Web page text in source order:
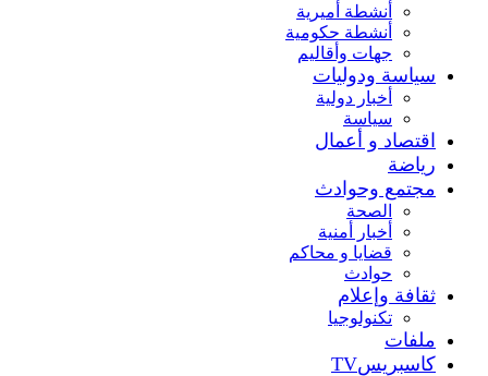
أنشطة أميرية
أنشطة حكومية
جهات وأقاليم
سياسة ودوليات
أخبار دولية
سياسة
اقتصاد و أعمال
رياضة
مجتمع وحوادث
الصحة
أخبار أمنية
قضايا و محاكم
حوادث
ثقافة وإعلام
تكنولوجيا
ملفات
كاسبريسTV